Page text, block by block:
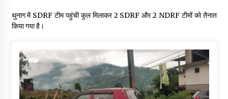
थुनाग में SDRF टीम पहुंची कुल मिलाकर 2 SDRF और 2 NDRF टीमों को तैनात
किया गया है।